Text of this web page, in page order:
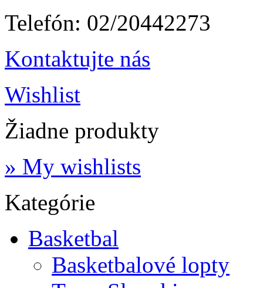
Telefón: 02/20442273
Kontaktujte nás
Wishlist
Žiadne produkty
» My wishlists
Kategórie
Basketbal
Basketbalové lopty